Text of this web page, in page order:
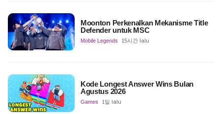
Moonton Perkenalkan Mekanisme Title
Defender untuk MSC
Mobile Legends 15시간 lalu
Kode Longest Answer Wins Bulan
Agustus 2026
Games 1일 lalu